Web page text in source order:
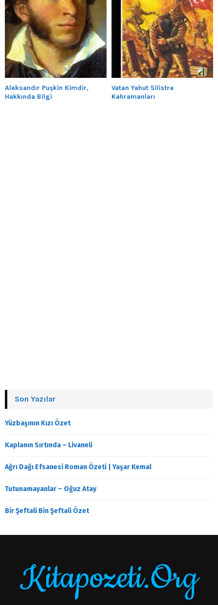
Aleksandır Puşkin Kimdir,
Hakkında Bilgi
Vatan Yahut Silistre
Kahramanları
Son Yazılar
Yüzbaşının Kızı Özet
Kaplanın Sırtında – Livaneli
Ağrı Dağı Efsanesi Roman Özeti | Yaşar Kemal
Tutunamayanlar – Oğuz Atay
Bir Şeftali Bin Şeftali Özet
Kitapozeti.Org